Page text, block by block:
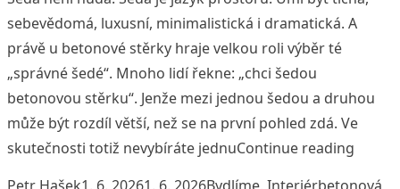
sebevědomá, luxusní, minimalistická i dramatická. A
právě u betonové stěrky hraje velkou roli výběr té
„správné šedé“. Mnoho lidí řekne: „chci šedou
betonovou stěrku“. Jenže mezi jednou šedou a druhou
může být rozdíl větší, než se na první pohled zdá. Ve
skutečnosti totiž nevybíráte jednuContinue reading
Posted by
Posted in Tags: